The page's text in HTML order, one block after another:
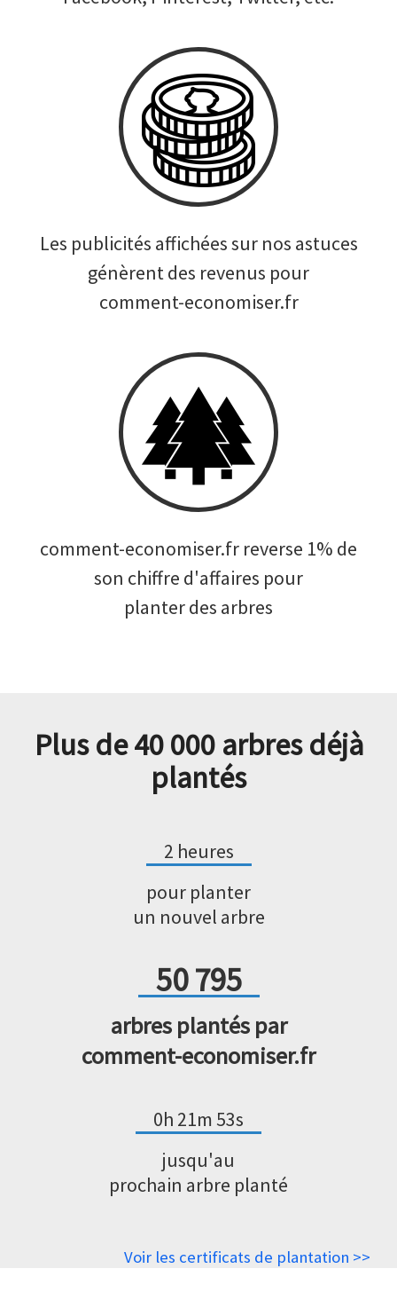
Les publicités affichées sur nos astuces
génèrent des revenus pour
comment-economiser.fr
comment-economiser.fr reverse 1% de
son chiffre d'affaires pour
planter des arbres
Plus de 40 000 arbres déjà
plantés
2 heures
pour planter
un nouvel arbre
50 795
arbres plantés par
comment-economiser.fr
0h 21m 53s
jusqu'au
prochain arbre planté
Voir les certificats de plantation >>